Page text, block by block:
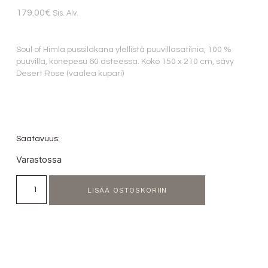
179.00€ Sis. Alv.
Soul of Himla pussilakana ylellistä puuvillasatiinia, 100 %
puuvilla, konepesu 60 asteessa. Koko 150 x 210 cm, sävy
Desert Rose (vaalea kupari)
Saatavuus:
Varastossa
LISÄÄ OSTOSKORIIN